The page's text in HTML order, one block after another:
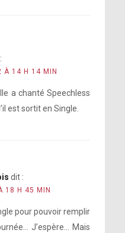
À 14 H 14 MIN
a chanté Speechless
est sortit en Single.
dit :
18 H 45 MIN
pour pouvoir remplir
J’espère… Mais